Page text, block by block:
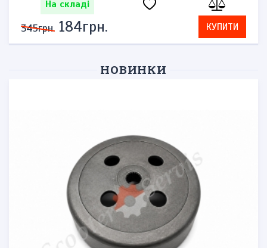
На складі
345грн. 184грн. КУПИТИ
НОВИНКИ